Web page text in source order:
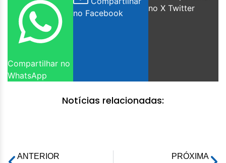
Compartilhar no
WhatsApp
no Facebook
no X Twitter
Notícias relacionadas:
ANTERIOR
PRÓXIMA